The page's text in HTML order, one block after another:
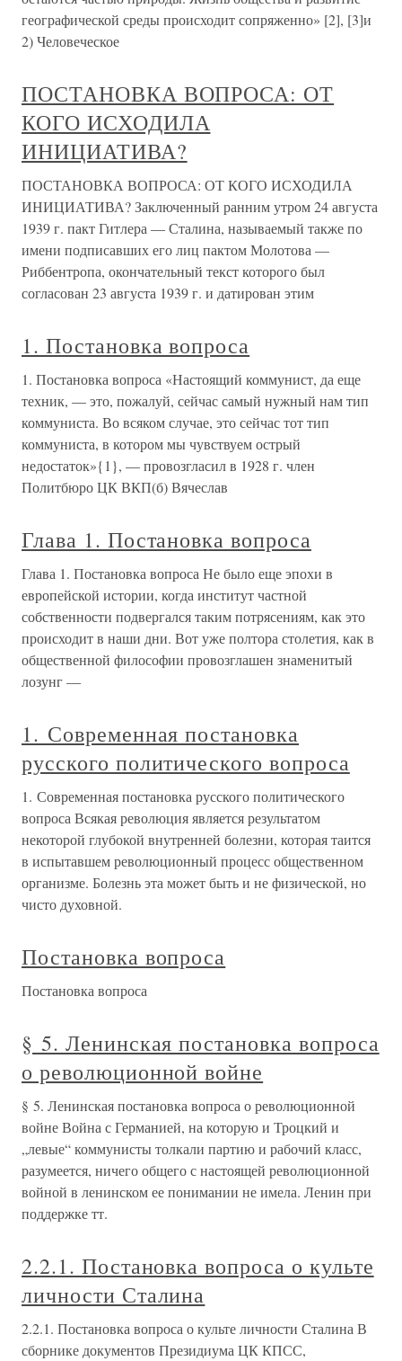
географической среды происходит сопряженно» [2], [3]и
2) Человеческое
ПОСТАНОВКА ВОПРОСА: ОТ
КОГО ИСХОДИЛА
ИНИЦИАТИВА?
ПОСТАНОВКА ВОПРОСА: ОТ КОГО ИСХОДИЛА
ИНИЦИАТИВА? Заключенный ранним утром 24 августа
1939 г. пакт Гитлера — Ста­лина, называемый также по
имени подписавших его лиц пактом Молотова —
Риббентропа, окончательный текст которого был
согласован 23 августа 1939 г. и датирован этим
1. Постановка вопроса
1. Постановка вопроса «Настоящий коммунист, да еще
техник, — это, пожалуй, сейчас самый нужный нам тип
коммуниста. Во всяком случае, это сейчас тот тип
коммуниста, в котором мы чувствуем острый
недостаток»{1}, — провозгласил в 1928 г. член
Политбюро ЦК ВКП(б) Вячеслав
Глава 1. Постановка вопроса
Глава 1. Постановка вопроса Не было еще эпохи в
европейской истории, когда институт частной
собственности подвергался таким потрясениям, как это
происходит в наши дни. Вот уже полтора столетия, как в
общественной философии провозглашен знаменитый
лозунг —
1. Современная постановка
русского политического вопроса
1. Современная постановка русского политического
вопроса Всякая революция является результатом
некоторой глубокой внутренней болезни, которая таится
в испытавшем революционный процесс общественном
организме. Болезнь эта может быть и не физической, но
чисто духовной.
Постановка вопроса
Постановка вопроса
§ 5. Ленинская постановка вопроса
о революционной войне
§ 5. Ленинская постановка вопроса о революционной
войне Война с Германией, на которую и Троцкий и
„левые“ коммунисты толкали партию и рабочий класс,
разумеется, ничего общего с настоящей революционной
войной в ленинском ее понимании не имела. Ленин при
поддержке тт.
2.2.1. Постановка вопроса о культе
личности Сталина
2.2.1. Постановка вопроса о культе личности Сталина В
сборнике документов Президиума ЦК КПСС,